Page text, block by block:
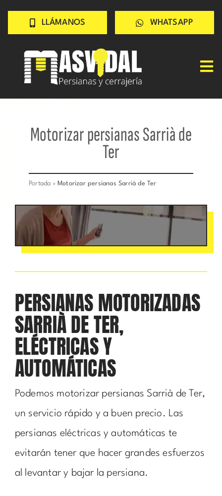
Saltar
contenido
LLÁMANOS WHATSAPP
Inicio
CERRAJERÍA
CONSEJOS
Contacto rápido
Motorizar persianas Sarrià de
Ter
Portada » Motorizar persianas Sarrià de Ter
PERSIANAS MOTORIZADAS
SARRIÀ DE TER,
ELÉCTRICAS Y
AUTOMÁTICAS
Podemos motorizar persianas Sarrià de Ter,
un servicio rápido y a buen precio. Las
persianas eléctricas y automáticas te
evitarán tener que hacer grandes esfuerzos
al levantar y bajar la persiana.